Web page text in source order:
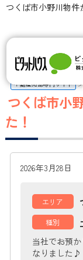
不動産売却専門サイト
つくば市小
た！
2026年3月28日
エリア
種別
当社でお預
なりました♪